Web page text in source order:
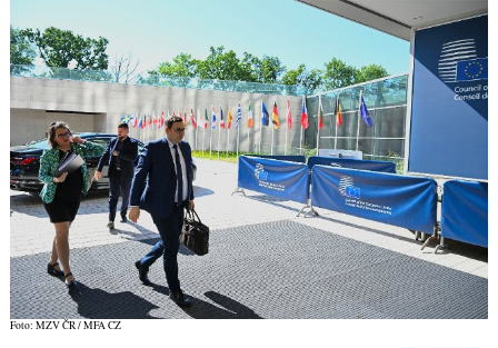
Foto: MZV ČR / MFA CZ